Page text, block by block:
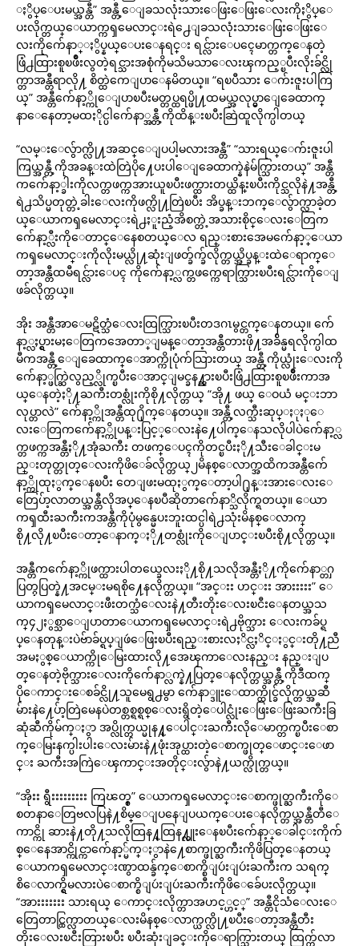
ႏွိပ္ေပးမယ္အန္တီ” အန္တီ့ေျခသလုံးသားေဖြးေဖြးေလးကိုႏွိပ္ေ
ပးလိုက္တယ္ေယာက္ကၡမေလာင္းရဲ႕ေျခသလုံးသားေဖြးေဖြးေ
လးကိုက်ေနာ္ႏွိပ္နယ္ေပးေနရင္း ရင္လ်ားေပၚေမာက္တက္ေနတဲ့
ဖြံ႕ထြားစူၿဖိဳးလွတဲ့ရင္သားအစုံကိုမသိမသာေလးၾကည့္ၿပီးလိုးခ်င္လို
က္တာအန္တီရာလို႔ စိတ္ထဲကေျပာေနမိတယ္။ “ရၿပီသား ေက်းဇူးပါကြ
ယ္” အန္တီက်ေနာ့္ကိုေျပာၿပီးမတ္တပ္ထရပ္ဖို႔ထမယ္အလုပ္မွာေျခေထာက္
နာေနေတာ့မထႏိုင္ပါက်ေနာ္အန္တီ့ကိုထိန္းၿပီးဆြဲထူလိုက္ပါတယ္
“လမ္းေလွ်ာက္လို႔အဆင္ေျပပါ့မလားအန္တီ” “သားရယ္ေက်းဇူးပါ
ကြယ္အန္တီ့ကိုအခန္းထဲတြဲပို႔ေပးပါေျခေထာက္နဲနဲမ်က္သြားတယ္” အန္တီ
ကက်ေနာ့္ခါးကိုလက္တဖက္ကအားယူၿပီးဖက္ထားတယ္ထိန္းၿပီးကိုင္သလိုနဲ႔အန္တီ့
ရဲ႕သိပ္မတုတ္တဲ့ခါးေလးကိုဖက္လို႔တြဲၿပီး အိပ္ခန္းဘက္ေလွ်ာက္လာခဲ့တ
ယ္ေယာကၡမေလာင္းရဲ႕ႏူးညံ့အိစက္တဲ့အသားစိုင္ေလးေတြက
က်ေနာ့္လီးကိုေတာင္ေနေစတယ္ေလ ရည္းစားအေမက်ေနာ့္ေယာ
ကၡမေလာင္းကိုလိုးမယ္လို႔ဆုံးျဖတ္ခ်က္ခ်လိုက္တယ္အိပ္ခန္းထဲေရာက္ေ
တာ့အန္တီထမီရင္လ်ားေပၚ ကိုက်ေနာ့္လက္တဖက္ကေရာက္သြားၿပီးရင္လ်ားကိုေျ
ဖခ်လိုက္တယ္။
အိုး အန္တီအာေမဋိတ္သံေလးထြက္သြားၿပီးတဒဂၤမွင္တက္ေနတယ္။ က်ေ
နာ့္လႈပ္ရွားမႈေတြကအေတာ္ျမန္ေတာ့အန္တီတားဖို႔အခ်ိန္မရလိုက္ပါထ
မီကအန္တီ့ေျခေထာက္ေအာက္ကိုပုံက်သြားတယ္ အန္တီ့ကိုယ္လုံးေလးကို
က်ေနာ့္ဖက္ဆြဲလွည့္လိုက္ၿပီးေအာင္ျမင္ခန႔္ညားၿပီးဖြံ႕ထြားစူၿဖိဳးကာအ
ယ္ေနတဲ့ႏို႔ႀကီးတစ္လုံးကိုစို႔လိုက္တယ္ “အို႔ ဖယ္ ေဝယံ မင္းဘာ
လုပ္တာလဲ” က်ေနာ့္ကိုအန္တီထု႐ိုက္ေနတယ္။ အန္တီ့လက္သီးဆုပ္ႏုႏုေ
လးေတြကက်ေနာ့္ကိုပန္းပြင့္ေလးနဲ႔ေပါက္ေနသလိုပါပဲက်ေနာ့္လ
က္တဖက္ကအန္တီႏို႔အုံႀကီး တဖက္ေပၚကိုတင္ၿပီးႏို႔သီးေခါင္းမ
ည္းတုတ္တုတ္ေလးကိုဖိေခ်လိုက္တယ္၂မိနစ္ေလာက္အထိကအန္တီက်ေ
နာ့္ကိုထုႏွက္ေနၿပီး တေျဖးမထုႏွက္ေတာ့ပါ႐ုန္းအားေလးေ
တြေပ်ာ့လာတယ္အန္တီလိုအပ္ေနၿပီဆိုတာက်ေနာ္သိလိုက္ရတယ္။ ေယာ
ကၡထီးႀကီးကအန္တီကိုပုံမွန္မေပးဘူးထင္ပါရဲ႕သုံးမိနစ္ေလာက္
စို႔လို႔ၿပီးေတာ့ေနာက္ႏို႔တစ္လုံးကိုေျပာင္းၿပီးစို႔လိုက္တယ္။
အန္တီကက်ေနာ့္ကိုဖက္ထားပါတယ္ခေလးႏို႔စို႔သလိုအန္တီႏို႔ကိုက်ေနာ္တႁ
ပြတ္ႁပြတ္နဲ႔အငမ္းမရစို႔ေနလိုက္တယ္။ “အင္းး ဟင္းး အားးးးး” ေ
ယာကၡမေလာင္းဖီးတက္သံေလးနဲ႔တီးတိုးေလးၿငီးေနတယ္အသ
က္၄၂ႏွစ္သာေျပာတာေယာကၡမေလာင္းရဲ႕ဗိုက္သား ေလးကခ်ပ္ရ
ပ္ေနတုန္းပဲဗ်ာခ်ပ္ရပ္ျဖဴေဖြးၿပီးရည္းစားလႈိင္လႈိင္ႏွင္းတို႔ညီ
အမႏွစ္ေယာက္ကိုေမြးထားလို႔အေၾကာေလးနည္း နည္းျပ
တ္ေနတဲ့ဗိုက္သားေလးကိုက်ေနာ္လက္နဲ႔ပြတ္ေနလိုက္တယ္အန္တီ့ကိုဒီထက္
ပိုေကာင္းေစခ်င္လို႔သူမေရွ႕မွာ က်ေနာ္ဒူးေထာက္ထိုင္ခ်လိုက္တယ္အဆီ
မ်ားနဲ႔ေပ်ာ့တြဲမေနပဲတစ္တစ္ရစ္ရစ္ေလးရွိတဲ့ေပါင္လုံးေဖြးေဖြးႀကီးခြ
ဆုံဆီကိုမ်က္ႏွာ အပ္လိုက္တယ္မုန႔္ေပါင္းႀကီးလိုေမာက္တက္ၿပီးေစာ
က္ေမြးနက္ပါးပါးေလးမ်ားနဲ႔ဖုံးအုပ္ထားတဲ့ေစာက္ဖုတ္ေဖာင္းေဖာ
င္း ႀကီးအကြဲေၾကာင္းအတိုင္းလွ်ာနဲ႔ယက္လိုက္တယ္။
“အိုးး ရွီးးးးးးးးး ကြၽတ္စ္” ေယာကၡမေလာင္းေစာက္ဖုတ္ႀကီးကိုေ
စတနာေတြဗလပြနဲ႔စိမ္ေျပနေျပယက္ေပးေနလိုက္တယ္အန္တီတီေ
ကာင္ကို ဆားနဲ႔တို႔သလိုထြန႔္ထြန႔္လူးေနၿပီးက်ေနာ့္ေခါင္းကိုက်
စ္ေနေအာင္ကိုင္ကာက်ေနာ့္မ်က္ႏွာနဲ႔ေစာက္ဖုတ္ႀကီးကိုဖိပြတ္ေနတယ္
ေယာကၡမေလာင္းဏွာထန္ခ်က္ေစာက္စိျပဴးျပဴးႀကီးက သရက္
စိေလာက္ရွိမလားပဲေစာက္စိျပဴးျပဴးႀကီးကိုဖိေခ်ေပးလိုက္တယ္။
“အားးးးးးး သားရယ္ ေကာင္းလိုက္တာအဟင့္ဟင့္” အန္တီငိုသံေလးေ
တြေတာင္ထြက္လာတယ္ေလးမိနစ္ေလာက္ယက္လို႔ၿပီးေတာ့အန္တီတီး
တိုးေလးၿငီးတြားၿပီး ၿပီးဆုံးျခင္းကိုေရာက္သြားတယ္ ထြက္က်လာ